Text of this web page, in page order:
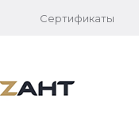
Сертификаты